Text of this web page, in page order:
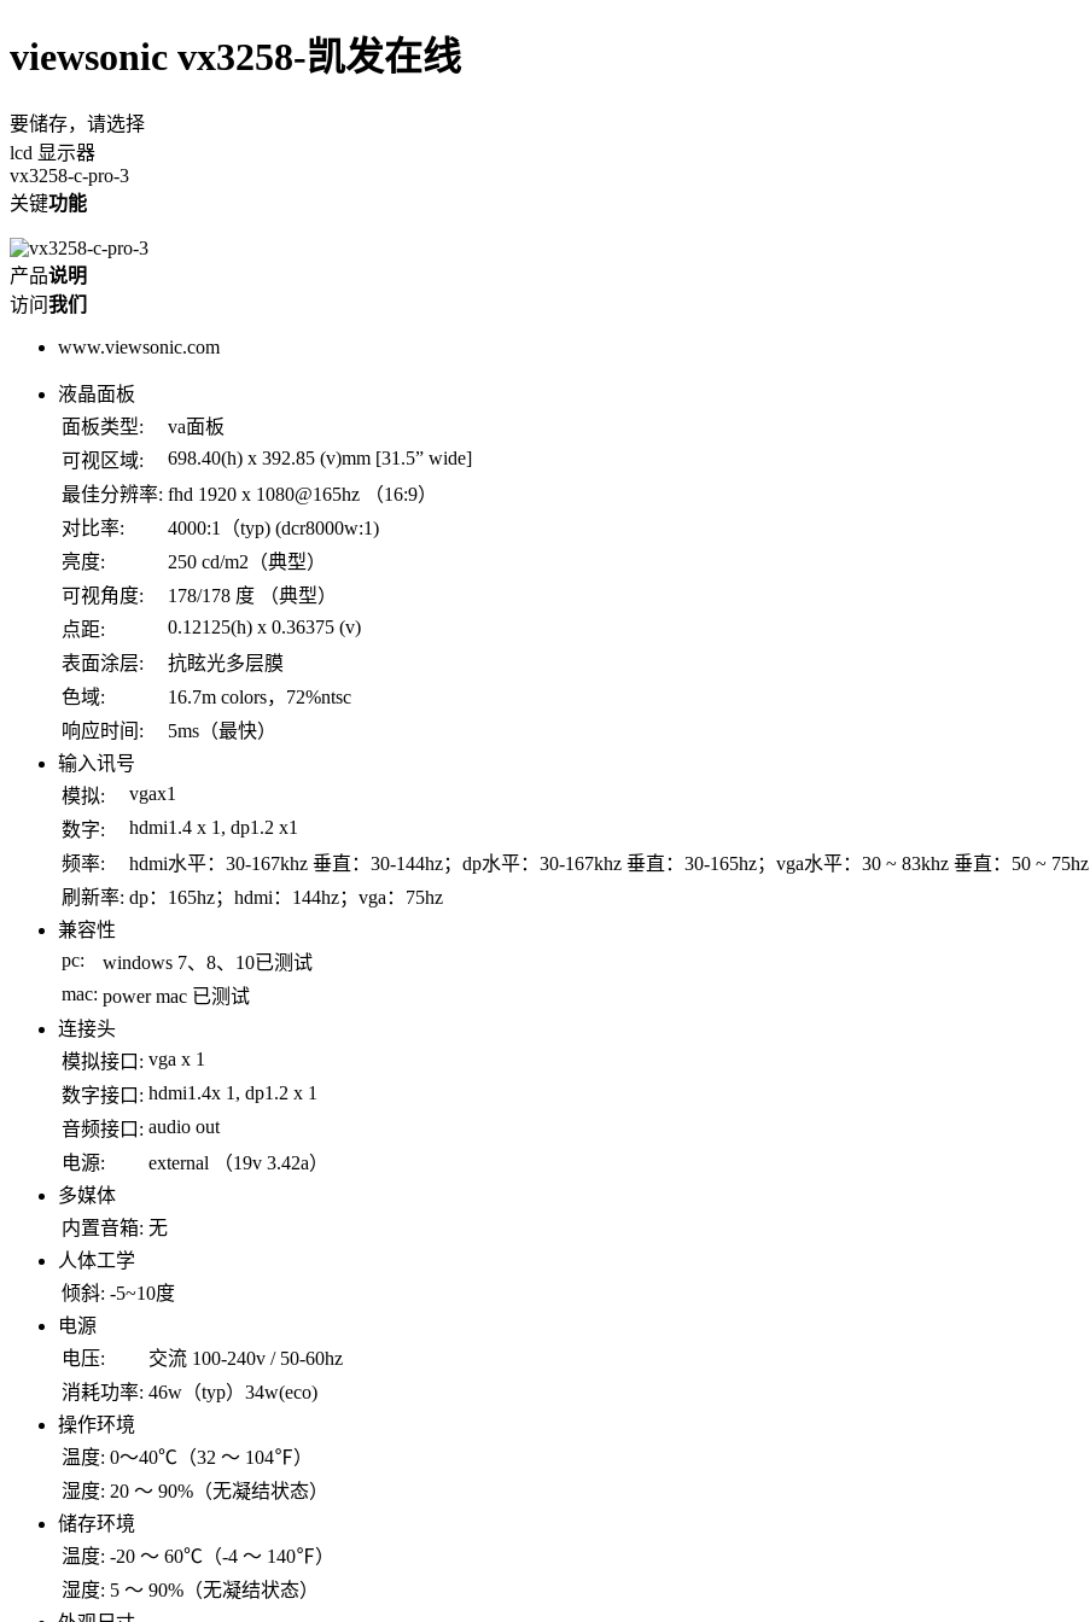
viewsonic vx3258-凯发在线
要储存，请选择
lcd 显示器
vx3258-c-pro-3
关键功能
产品说明
访问我们
www.viewsonic.com
液晶面板
面板类型:
va面板
可视区域:
698.40(h) x 392.85 (v)mm [31.5” wide]
最佳分辨率: fhd 1920 x 1080@165hz （16:9）
对比率:
4000:1（typ) (dcr8000w:1)
亮度:
250 cd/m2（典型）
可视角度:
178/178 度 （典型）
点距:
0.12125(h) x 0.36375 (v)
表面涂层:
抗眩光多层膜
色域:
16.7m colors，72%ntsc
响应时间:
5ms（最快）
输入讯号
模拟:
vgax1
数字:
hdmi1.4 x 1, dp1.2 x1
频率:
hdmi水平：30-167khz 垂直：30-144hz；dp水平：30-167khz 垂直：30-165hz；vga水平：30 ~ 83khz 垂直：50 ~ 75hz
刷新率: dp：165hz；hdmi：144hz；vga：75hz
兼容性
pc:
windows 7、8、10已测试
mac: power mac 已测试
连接头
模拟接口: vga x 1
数字接口: hdmi1.4x 1, dp1.2 x 1
音频接口: audio out
电源:
external （19v 3.42a）
多媒体
内置音箱: 无
人体工学
倾斜: -5~10度
电源
电压:
交流 100-240v / 50-60hz
消耗功率: 46w（typ）34w(eco)
操作环境
温度: 0～40℃（32 ～ 104℉）
湿度: 20 ～ 90%（无凝结状态）
储存环境
温度: -20 ～ 60℃（-4 ～ 140℉）
湿度: 5 ～ 90%（无凝结状态）